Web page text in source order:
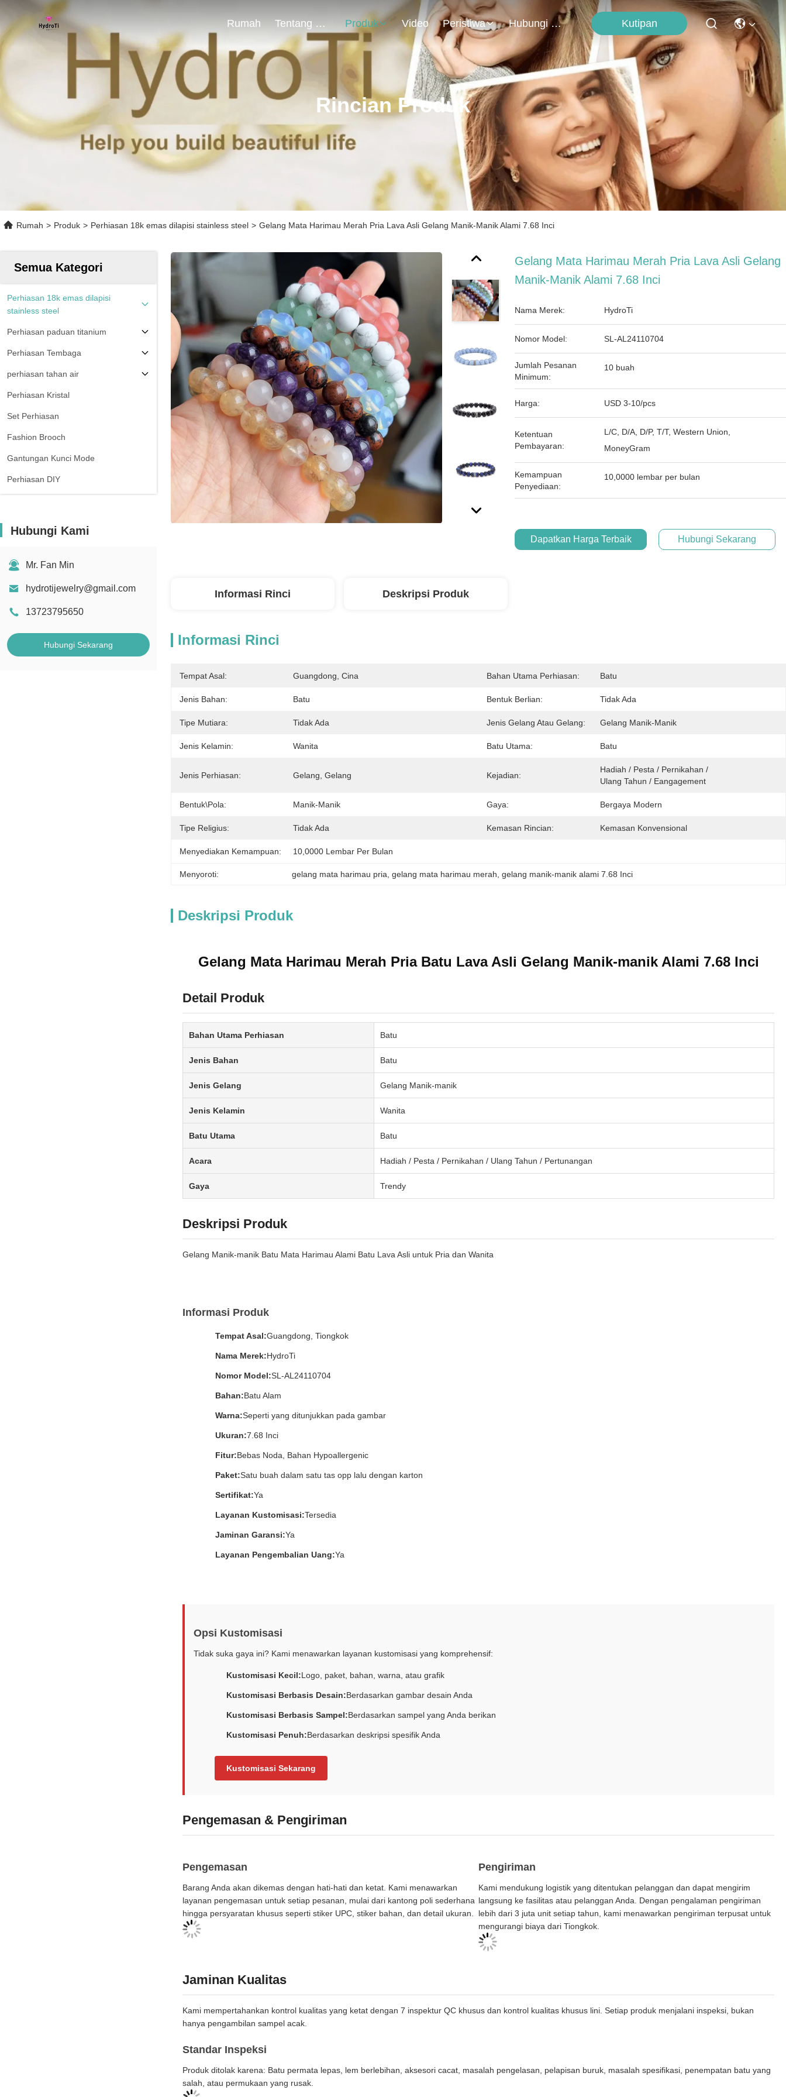
Rumah Tentang Kami Produk Video Peristiwa Hubungi Kami Kutipan
Rincian Produk
Rumah > Produk > Perhiasan 18k emas dilapisi stainless steel > Gelang Mata Harimau Merah Pria Lava Asli Gelang Manik-Manik Alami 7.68 Inci
Semua Kategori
Perhiasan 18k emas dilapisi
stainless steel
Perhiasan paduan titanium
Perhiasan Tembaga
perhiasan tahan air
Perhiasan Kristal
Set Perhiasan
Fashion Brooch
Gantungan Kunci Mode
Perhiasan DIY
Hubungi Kami
Mr. Fan Min
hydrotijewelry@gmail.com
13723795650
Hubungi Sekarang
Gelang Mata Harimau Merah Pria Lava Asli Gelang
Manik-Manik Alami 7.68 Inci
Nama Merek: HydroTi
Nomor Model: SL-AL24110704
Jumlah Pesanan
Minimum:
10 buah
Harga: USD 3-10/pcs
Ketentuan
Pembayaran:
L/C, D/A, D/P, T/T, Western Union,
MoneyGram
Kemampuan
Penyediaan:
10,0000 lembar per bulan
Dapatkan Harga Terbaik Hubungi Sekarang
Informasi Rinci Deskripsi Produk
Informasi Rinci
Tempat Asal: Guangdong, Cina Bahan Utama Perhiasan: Batu
Jenis Bahan: Batu Bentuk Berlian: Tidak Ada
Tipe Mutiara: Tidak Ada Jenis Gelang Atau Gelang: Gelang Manik-Manik
Jenis Kelamin: Wanita Batu Utama: Batu
Jenis Perhiasan: Gelang, Gelang Kejadian:
Hadiah / Pesta / Pernikahan /
Ulang Tahun / Eangagement
Bentuk\pola: Manik-Manik Gaya: Bergaya Modern
Tipe Religius: Tidak Ada Kemasan Rincian: Kemasan Konvensional
Menyediakan Kemampuan: 10,0000 Lembar Per Bulan
Menyoroti: gelang mata harimau pria gelang mata harimau merah gelang manik-manik alami 7.68 Inci
Deskripsi Produk
Gelang Mata Harimau Merah Pria Batu Lava Asli Gelang Manik-manik Alami 7.68 Inci
Detail Produk
Bahan Utama Perhiasan Batu
Jenis Bahan Batu
Jenis Gelang Gelang Manik-manik
Jenis Kelamin Wanita
Batu Utama Batu
Acara Hadiah / Pesta / Pernikahan / Ulang Tahun / Pertunangan
Gaya Trendy
Deskripsi Produk
Gelang Manik-manik Batu Mata Harimau Alami Batu Lava Asli untuk Pria dan Wanita
Informasi Produk
Tempat Asal:Guangdong, Tiongkok
Nama Merek:HydroTi
Nomor Model:SL-AL24110704
Bahan:Batu Alam
Warna:Seperti yang ditunjukkan pada gambar
Ukuran:7.68 Inci
Fitur:Bebas Noda, Bahan Hypoallergenic
Paket:Satu buah dalam satu tas opp lalu dengan karton
Sertifikat:Ya
Layanan Kustomisasi:Tersedia
Jaminan Garansi:Ya
Layanan Pengembalian Uang:Ya
Opsi Kustomisasi
Tidak suka gaya ini? Kami menawarkan layanan kustomisasi yang komprehensif:
Kustomisasi Kecil:Logo, paket, bahan, warna, atau grafik
Kustomisasi Berbasis Desain:Berdasarkan gambar desain Anda
Kustomisasi Berbasis Sampel:Berdasarkan sampel yang Anda berikan
Kustomisasi Penuh:Berdasarkan deskripsi spesifik Anda
Kustomisasi Sekarang
Pengemasan & Pengiriman
Pengemasan
Barang Anda akan dikemas dengan hati-hati dan ketat. Kami menawarkan
layanan pengemasan untuk setiap pesanan, mulai dari kantong poli sederhana
hingga persyaratan khusus seperti stiker UPC, stiker bahan, dan detail ukuran.
Pengiriman
Kami mendukung logistik yang ditentukan pelanggan dan dapat mengirim
langsung ke fasilitas atau pelanggan Anda. Dengan pengalaman pengiriman
lebih dari 3 juta unit setiap tahun, kami menawarkan pengiriman terpusat untuk
mengurangi biaya dari Tiongkok.
Jaminan Kualitas
Kami mempertahankan kontrol kualitas yang ketat dengan 7 inspektur QC khusus dan kontrol kualitas khusus lini. Setiap produk menjalani inspeksi, bukan
hanya pengambilan sampel acak.
Standar Inspeksi
Produk ditolak karena: Batu permata lepas, lem berlebihan, aksesori cacat, masalah pengelasan, pelapisan buruk, masalah spesifikasi, penempatan batu yang
salah, atau permukaan yang rusak.